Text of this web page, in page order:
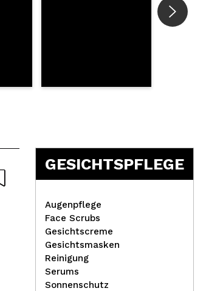
The Fruit Company – Auto-
Lufterfrischer –
Wassermelone
GESICHTSPFLEGE
Augenpflege
Face Scrubs
Gesichtscreme
Gesichtsmasken
Reinigung
Serums
Sonnenschutz